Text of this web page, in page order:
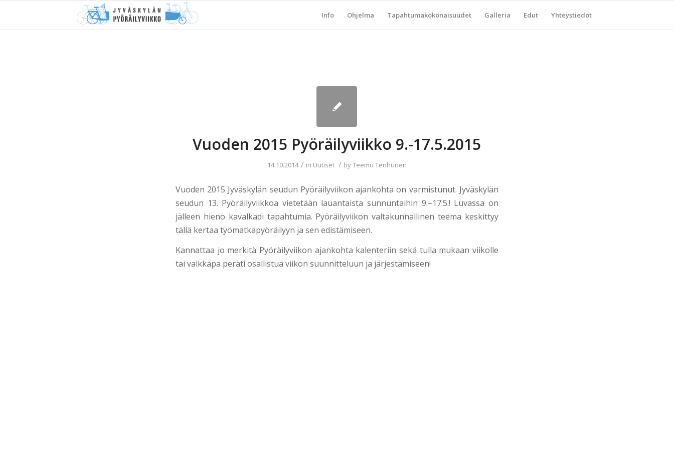
Info Ohjelma Tapahtumakokonaisuudet Galleria Edut Yhteystiedot
Vuoden 2015 Pyöräilyviikko 9.-17.5.2015
14.10.2014 / in Uutiset / byTeemu Tenhunen
Vuoden 2015 Jyväskylän seudun Pyöräilyviikon ajankohta on varmistunut. Jyväskylän
seudun 13. Pyöräilyviikkoa vietetään lauantaista sunnuntaihin 9.–17.5.! Luvassa on
jälleen hieno kavalkadi tapahtumia. Pyöräilyviikon valtakunnallinen teema keskittyy
tällä kertaa työmatkapyöräilyyn ja sen edistämiseen.
Kannattaa jo merkitä Pyöräilyviikon ajankohta kalenteriin sekä tulla mukaan viikolle
tai vaikkapa peräti osallistua viikon suunnitteluun ja järjestämiseen!